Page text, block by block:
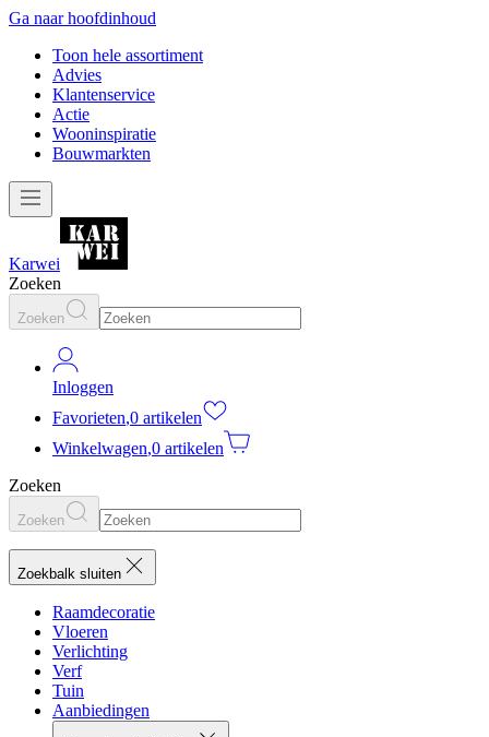
Ga naar hoofdinhoud
Toon hele assortiment
Advies
Klantenservice
Actie
Wooninspiratie
Bouwmarkten
Karwei
Zoeken
Zoeken
Inloggen
Favorieten,0 artikelen
Winkelwagen,0 artikelen
Zoeken
Zoeken
Zoekbalk sluiten
Raamdecoratie
Vloeren
Verlichting
Verf
Tuin
Aanbiedingen